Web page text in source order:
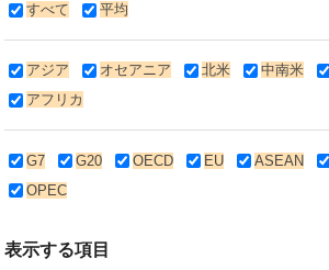
すべて 平均
アジア オセアニア 北米 中南米
アフリカ
G7 G20 OECD EU ASEAN
OPEC
表示する項目